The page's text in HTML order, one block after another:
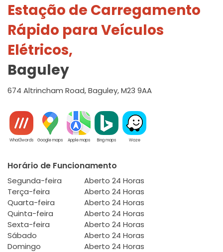
Estação de Carregamento
Rápido para Veículos
Elétricos,
Baguley
674 Altrincham Road, Baguley, M23 9AA
What3words Google maps Apple maps Bing maps Waze
Horário de Funcionamento
Segunda-feira
Aberto 24 Horas
Terça-feira
Aberto 24 Horas
Quarta-feira
Aberto 24 Horas
Quinta-feira
Aberto 24 Horas
Sexta-feira
Aberto 24 Horas
Sábado
Aberto 24 Horas
Domingo
Aberto 24 Horas